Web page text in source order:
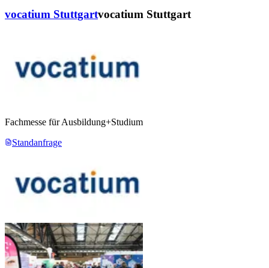
vocatium Stuttgartvocatium Stuttgart
Fachmesse für Ausbildung+Studium
Standanfrage